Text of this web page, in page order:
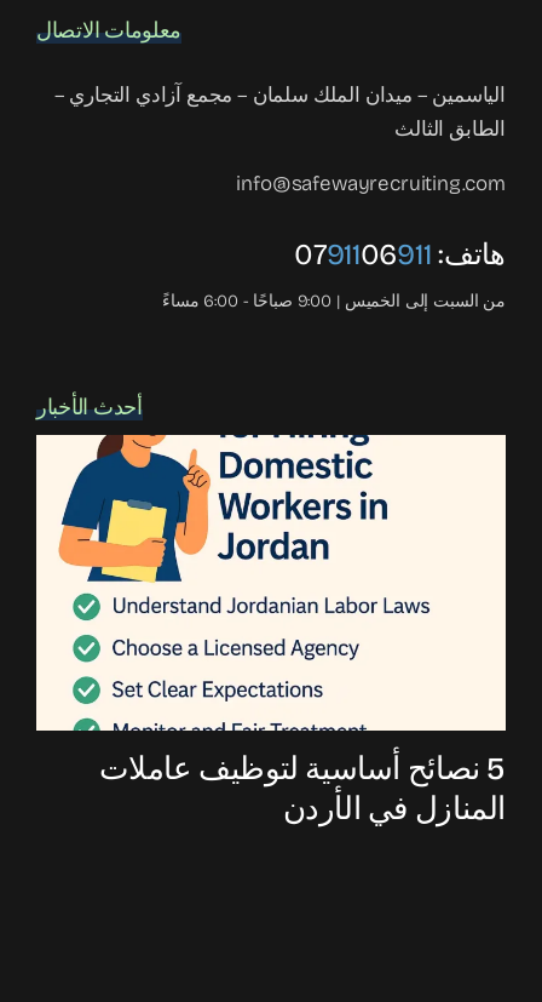
معلومات الاتصال
الياسمين – ميدان الملك سلمان – مجمع آزادي التجاري –
الطابق الثالث
info@safewayrecruiting.com
هاتف: 0791106911
من السبت إلى الخميس | 9:00 صباحًا - 6:00 مساءً
أحدث الأخبار
5 نصائح أساسية لتوظيف عاملات
المنازل في الأردن